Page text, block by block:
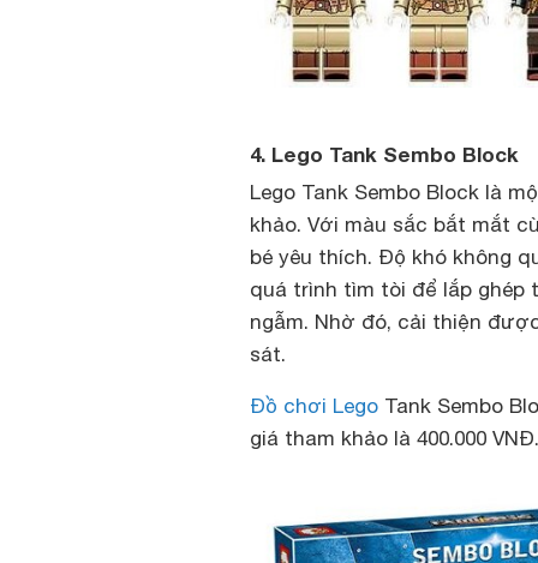
4. Lego Tank Sembo Block
Lego Tank Sembo Block là
khảo. Với màu sắc bắt mắt
bé yêu thích. Độ khó không
quá trình tìm tòi để lắp ghép
ngẫm. Nhờ đó, cải thiện
sát.
Đồ chơi Lego Tank Sembo
giá tham khảo là 400.000 VNĐ.